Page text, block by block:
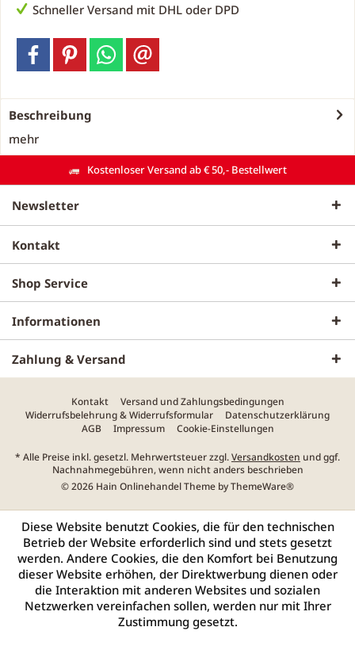
Schneller Versand mit DHL oder DPD
Beschreibung
mehr
Kostenloser Versand ab € 50,- Bestellwert
Newsletter
Kontakt
Shop Service
Informationen
Zahlung & Versand
Kontakt
Versand und Zahlungsbedingungen
Widerrufsbelehrung & Widerrufsformular
Datenschutzerklärung
AGB
Impressum Cookie-Einstellungen
* Alle Preise inkl. gesetzl. Mehrwertsteuer zzgl.Versandkosten und ggf.
Nachnahmegebühren, wenn nicht anders beschrieben
© 2026 Hain Onlinehandel Theme byThemeWare®
Diese Website benutzt Cookies, die für den technischen
Betrieb der Website erforderlich sind und stets gesetzt
werden. Andere Cookies, die den Komfort bei Benutzung
dieser Website erhöhen, der Direktwerbung dienen oder
die Interaktion mit anderen Websites und sozialen
Netzwerken vereinfachen sollen, werden nur mit Ihrer
Zustimmung gesetzt.